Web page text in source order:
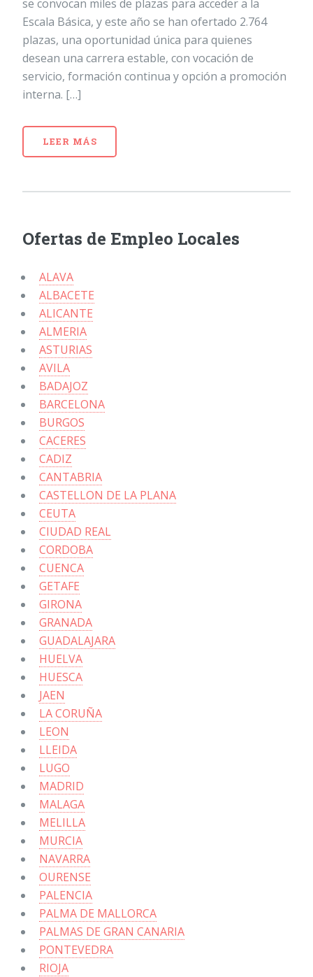
se convocan miles de plazas para acceder a la
Escala Básica, y este año se han ofertado 2.764
plazas, una oportunidad única para quienes
desean una carrera estable, con vocación de
servicio, formación continua y opción a promoción
interna. […]
LEER MÁS
Ofertas de Empleo Locales
ALAVA
ALBACETE
ALICANTE
ALMERIA
ASTURIAS
AVILA
BADAJOZ
BARCELONA
BURGOS
CACERES
CADIZ
CANTABRIA
CASTELLON DE LA PLANA
CEUTA
CIUDAD REAL
CORDOBA
CUENCA
GETAFE
GIRONA
GRANADA
GUADALAJARA
HUELVA
HUESCA
JAEN
LA CORUÑA
LEON
LLEIDA
LUGO
MADRID
MALAGA
MELILLA
MURCIA
NAVARRA
OURENSE
PALENCIA
PALMA DE MALLORCA
PALMAS DE GRAN CANARIA
PONTEVEDRA
RIOJA